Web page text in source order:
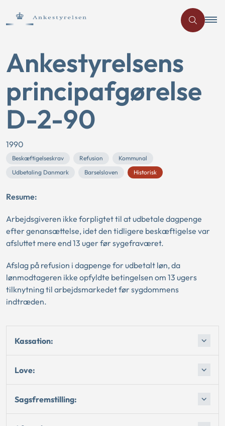
Ankestyrelsens
principafgørelse
D-2-90
1990
Beskæftigelseskrav Refusion
Kommunal
Udbetaling Danmark
Barselsloven Historisk
Resume:
Arbejdsgiveren ikke forpligtet til at udbetale dagpenge
efter genansættelse, idet den tidligere beskæftigelse var
afsluttet mere end 13 uger før sygefraværet.
Afslag på refusion i dagpenge for udbetalt løn, da
lønmodtageren ikke opfyldte betingelsen om 13 ugers
tilknytning til arbejdsmarkedet før sygdommens
indtræden.
Kassation:
Love:
Sagsfremstilling: